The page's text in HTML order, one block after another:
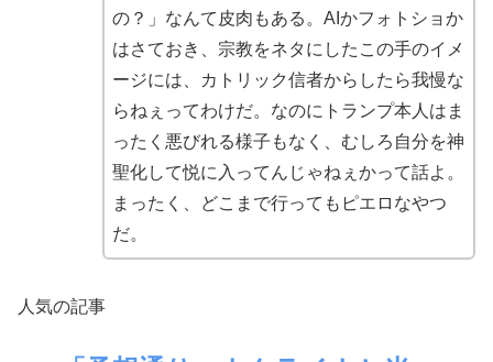
の？」なんて皮肉もある。AIかフォトショか
はさておき、宗教をネタにしたこの手のイメ
ージには、カトリック信者からしたら我慢な
らねぇってわけだ。なのにトランプ本人はま
ったく悪びれる様子もなく、むしろ自分を神
聖化して悦に入ってんじゃねぇかって話よ。
まったく、どこまで行ってもピエロなやつ
だ。
人気の記事